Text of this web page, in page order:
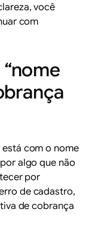
você
com
está com o nome
algo que não
por
de cadastro,
de cobrança